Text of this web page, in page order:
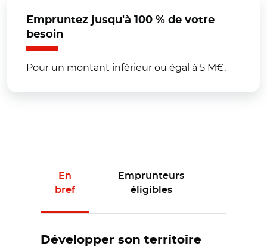
Empruntez jusqu'à 100 % de votre
besoin
Pour un montant inférieur ou égal à 5 M€.
En
bref
Emprunteurs
éligibles
Développer son territoire